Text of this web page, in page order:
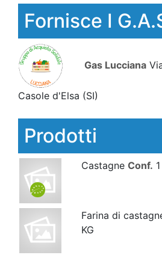
Fornisce I
Gas Lucciana
Casole d'Elsa (SI)
Prodotti
Castagne Conf.
Farina di
KG